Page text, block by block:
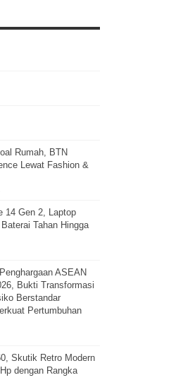
Rumah, BTN
Lewat Fashion &
14 Gen 2, Laptop
Tahan Hingga
ASEAN
Bukti Transformasi
Berstandar
Pertumbuhan
Skutik Retro Modern
dengan Rangka